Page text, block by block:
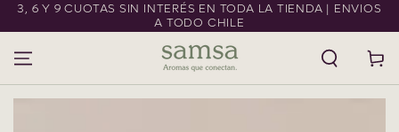
IR AL CONTENIDO
3, 6 Y 9 CUOTAS SIN INTERÉS EN TODA LA TIENDA | ENVIOS
A TODO CHILE
Carrito